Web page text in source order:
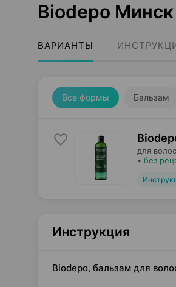
Biodepo Минск
ВАРИАНТЫ
Все формы Бальзам
для
• без
Инструкция
Biodepo, бальзам для